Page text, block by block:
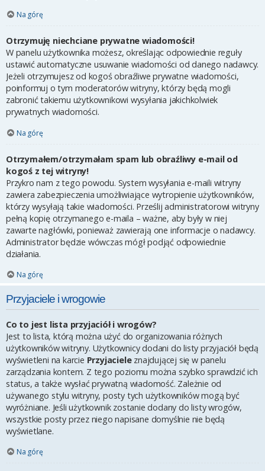
Na górę
Otrzymuję niechciane prywatne wiadomości!
W panelu użytkownika możesz, określając odpowiednie reguły
ustawić automatyczne usuwanie wiadomości od danego nadawcy.
Jeżeli otrzymujesz od kogoś obraźliwe prywatne wiadomości,
poinformuj o tym moderatorów witryny, którzy będą mogli
zabronić takiemu użytkownikowi wysyłania jakichkolwiek
prywatnych wiadomości.
Na górę
Otrzymałem/otrzymałam spam lub obraźliwy e-mail od
kogoś z tej witryny!
Przykro nam z tego powodu. System wysyłania e-maili witryny
zawiera zabezpieczenia umożliwiające wytropienie użytkowników,
którzy wysyłają takie wiadomości. Prześlij administratorowi witryny
pełną kopię otrzymanego e-maila – ważne, aby były w niej
zawarte nagłówki, ponieważ zawierają one informacje o nadawcy.
Administrator będzie wówczas mógł podjąć odpowiednie
działania.
Na górę
Przyjaciele i wrogowie
Co to jest lista przyjaciół i wrogów?
Jest to lista, którą można użyć do organizowania różnych
użytkowników witryny. Użytkownicy dodani do listy przyjaciół będą
wyświetleni na karcie Przyjacieleznajdującej się w panelu
zarządzania kontem. Z tego poziomu można szybko sprawdzić ich
status, a także wysłać prywatną wiadomość. Zależnie od
używanego stylu witryny, posty tych użytkowników mogą być
wyróżniane. Jeśli użytkownik zostanie dodany do listy wrogów,
wszystkie posty przez niego napisane domyślnie nie będą
wyświetlane.
Na górę